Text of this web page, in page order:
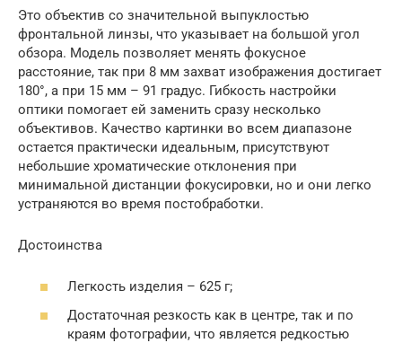
Это объектив со значительной выпуклостью
фронтальной линзы, что указывает на большой угол
обзора. Модель позволяет менять фокусное
расстояние, так при 8 мм захват изображения достигает
180°, а при 15 мм – 91 градус. Гибкость настройки
оптики помогает ей заменить сразу несколько
объективов. Качество картинки во всем диапазоне
остается практически идеальным, присутствуют
небольшие хроматические отклонения при
минимальной дистанции фокусировки, но и они легко
устраняются во время постобработки.
Достоинства
Легкость изделия – 625 г;
Достаточная резкость как в центре, так и по
краям фотографии, что является редкостью